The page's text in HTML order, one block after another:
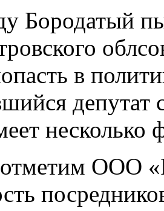
Бородатый
в
депутат
несколько
отметим ООО